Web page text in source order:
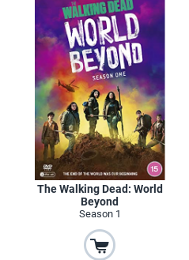
The Walking Dead: World
Beyond
Season 1